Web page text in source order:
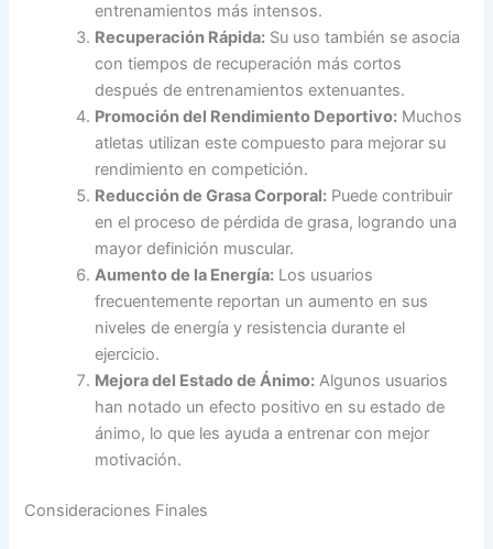
entrenamientos más intensos.
Recuperación Rápida: Su uso también se asocia
con tiempos de recuperación más cortos
después de entrenamientos extenuantes.
Promoción del Rendimiento Deportivo: Muchos
atletas utilizan este compuesto para mejorar su
rendimiento en competición.
Reducción de Grasa Corporal: Puede contribuir
en el proceso de pérdida de grasa, logrando una
mayor definición muscular.
Aumento de la Energía: Los usuarios
frecuentemente reportan un aumento en sus
niveles de energía y resistencia durante el
ejercicio.
Mejora del Estado de Ánimo: Algunos usuarios
han notado un efecto positivo en su estado de
ánimo, lo que les ayuda a entrenar con mejor
motivación.
Consideraciones Finales